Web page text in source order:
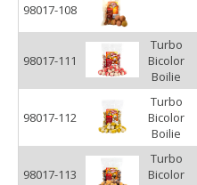
98017-108
98017-111
Turbo
Bicolor
Boilie
98017-112
Turbo
Bicolor
Boilie
98017-113
Turbo
Bicolor